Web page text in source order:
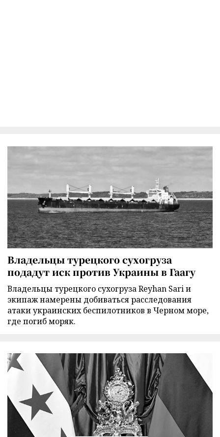
Владельцы турецкого сухогруза
подадут иск против Украины в Гаагу
Владельцы турецкого сухогруза Reyhan Sari и
экипаж намерены добиваться расследования
атаки украинских беспилотников в Черном море,
где погиб моряк.